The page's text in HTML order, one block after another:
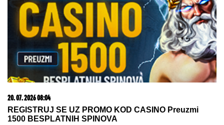
napad na Saudijce i Amerikance, Iran
se odmah uključio
LANČANI SUDAR NA GAZELIJedna
osoba odmah prevezena u bolnicu,
stvaraju se gužve